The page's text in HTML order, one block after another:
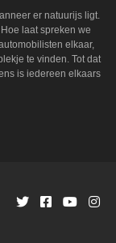
er natuurijs ligt.
laat spreken we
elkaar,
te vinden. Tot dat
is iedereen elkaars